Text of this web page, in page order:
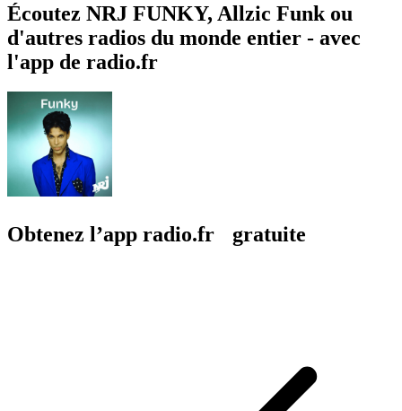
Écoutez NRJ FUNKY, Allzic Funk ou
d'autres radios du monde entier - avec
l'app de radio.fr
Obtenez l’app radio.fr gratuite